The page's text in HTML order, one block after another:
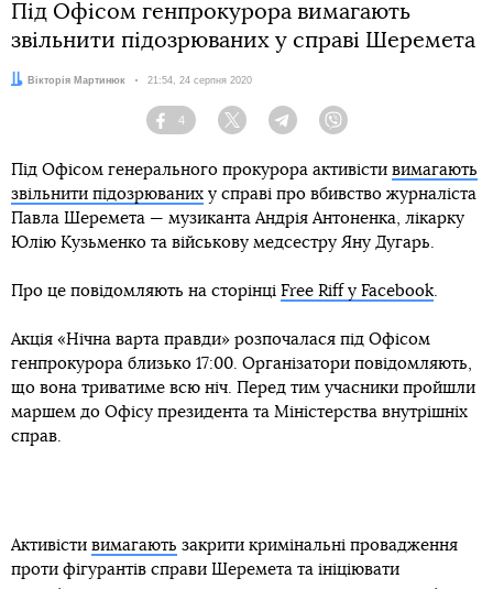
Під Офісом генпрокурора вимагають
звільнити підозрюваних у справі Шеремета
Автор:Вікторія Мартинюк Дата:
21:54, 24 серпня 2020
Facebook
4
Twitter TelegramViber
Під Офісом генерального прокурора активісти вимагають
звільнити підозрюваних у справі про вбивство журналіста
Павла Шеремета — музиканта Андрія Антоненка, лікарку
Юлію Кузьменко та військову медсестру Яну Дугарь.
Про це повідомляють на сторінці Free Riff у Facebook.
Акція «Нічна варта правди» розпочалася під Офісом
генпрокурора близько 17:00. Організатори повідомляють,
що вона триватиме всю ніч. Перед тим учасники пройшли
маршем до Офісу президента та Міністерства внутрішніх
справ.
Активісти вимагають закрити кримінальні провадження
проти фігурантів справи Шеремета та ініціювати